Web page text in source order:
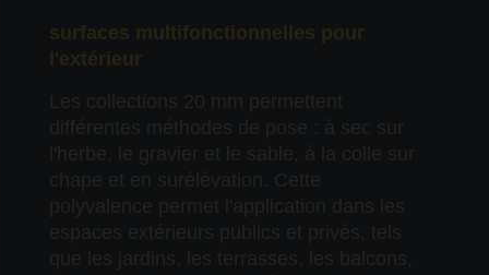
surfaces multifonctionnelles pour
l'extérieur